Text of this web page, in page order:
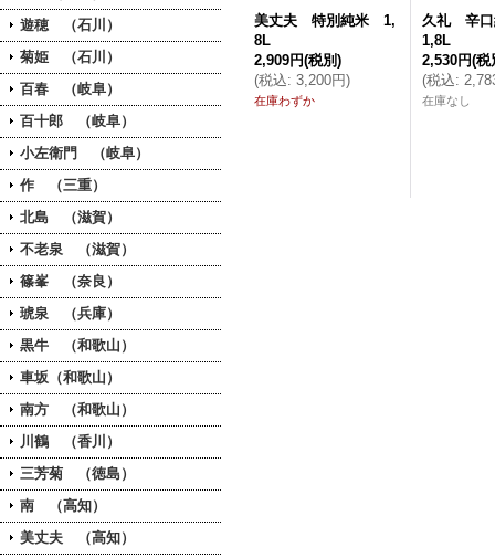
遊穂 （石川）
菊姫 （石川）
百春 （岐阜）
百十郎 （岐阜）
小左衛門 （岐阜）
作 （三重）
北島 （滋賀）
不老泉 （滋賀）
篠峯 （奈良）
琥泉 （兵庫）
黒牛 （和歌山）
車坂（和歌山）
南方 （和歌山）
川鶴 （香川）
三芳菊 （徳島）
南 （高知）
美丈夫 （高知）
美丈夫 特別純米 1,
8L
2,909円(税別)
(税込: 3,200円)
在庫わずか
久礼 辛
1,8L
2,530円(税
(税込:
在庫なし